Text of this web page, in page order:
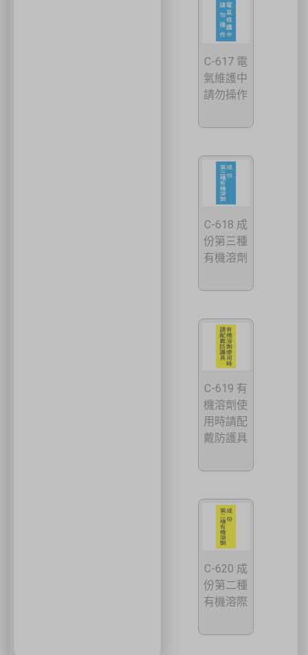
C-617 電
氣維護中
請勿操作
C-618 成
份第三種
有機溶劑
C-619 有
機溶劑使
用時請配
戴防護具
C-620 成
份第二種
有機溶際